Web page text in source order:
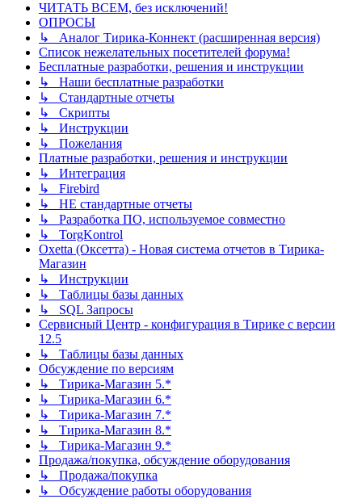
ЧИТАТЬ ВСЕМ, без исключений!
ОПРОСЫ
↳ Аналог Тирика-Коннект (расширенная версия)
Список нежелательных посетителей форума!
Бесплатные разработки, решения и инструкции
↳ Наши бесплатные разработки
↳ Стандартные отчеты
↳ Скрипты
↳ Инструкции
↳ Пожелания
Платные разработки, решения и инструкции
↳ Интеграция
↳ Firebird
↳ НЕ стандартные отчеты
↳ Разработка ПО, используемое совместно
↳ TorgKontrol
Oxetta (Оксетта) - Новая система отчетов в Тирика-
Магазин
↳ Инструкции
↳ Таблицы базы данных
↳ SQL Запросы
Сервисный Центр - конфигурация в Тирике с версии
12.5
↳ Таблицы базы данных
Обсуждение по версиям
↳ Тирика-Магазин 5.*
↳ Тирика-Магазин 6.*
↳ Тирика-Магазин 7.*
↳ Тирика-Магазин 8.*
↳ Тирика-Магазин 9.*
Продажа/покупка, обсуждение оборудования
↳ Продажа/покупка
↳ Обсуждение работы оборудования